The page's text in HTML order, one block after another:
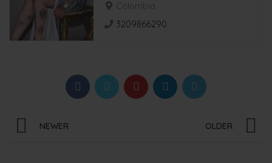
Colombia
3209866290
NEWER OLDER